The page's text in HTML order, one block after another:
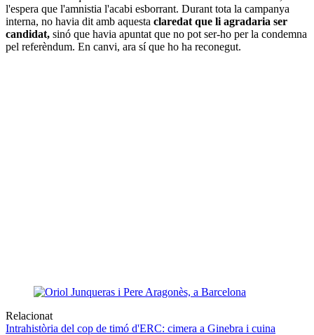
l'espera que l'amnistia l'acabi esborrant. Durant tota la campanya
interna, no havia dit amb aquesta claredat que li agradaria ser
candidat, sinó que havia apuntat que no pot ser-ho per la condemna
pel referèndum. En canvi, ara sí que ho ha reconegut.
Relacionat
Intrahistòria del cop de timó d'ERC: cimera a Ginebra i cuina